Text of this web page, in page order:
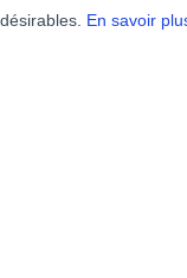
En savoir